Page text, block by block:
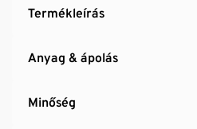
Termékleírás
Anyag & ápolás
Minőség